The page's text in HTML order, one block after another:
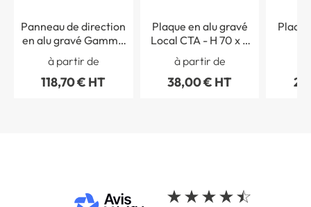
Panneau de direction
en alu gravé Gamme
Myriad - H 200 x L
300 mm
à partir de
118,70 € HT
Plaque en alu gravé
Local CTA - H 70 x L
200 mm - Gamme
Myriad
à partir de
38,00 € HT